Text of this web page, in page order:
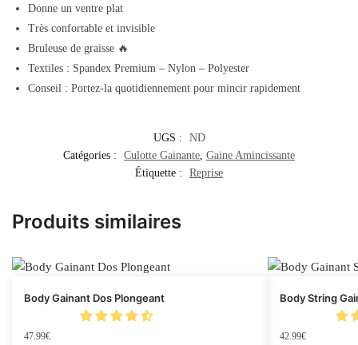
Donne un ventre plat
Très confortable et invisible
Bruleuse de graisse 🔥
Textiles : Spandex Premium – Nylon – Polyester
Conseil : Portez-la quotidiennement pour mincir rapidement
UGS :
ND
Catégories :
Culotte Gainante Gaine Amincissante
Étiquette :
Reprise
Produits similaires
Body Gainant Dos Plongeant
47.99€
Body String
42.99€